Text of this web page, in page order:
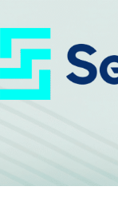
al
contenido